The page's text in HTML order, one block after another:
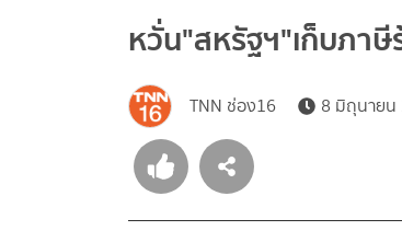
หวั่น"สหรัฐฯ"เก็บภา
TNN ช่อง16 8 มิถุนายน